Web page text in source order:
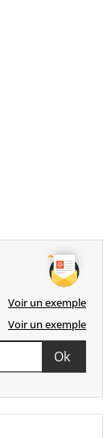
Voir un exemple
Voir un exemple